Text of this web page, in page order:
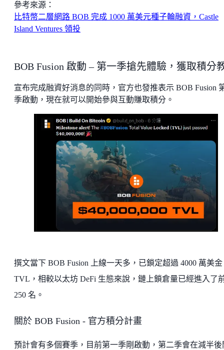
參考來源：
比特幣二層網路 BOB 完成 1000 萬美元種子輪融資，Castle
Island Ventures 領投
BOB Fusion 啟動 – 第一季搶先體驗，獲取積分
宣布完成融資好消息的同時，官方也發推表示 BOB Fusion
季啟動，現在就可以開始參與互動賺取積分。
撰文當下 BOB Fusion 上線一天多，已鎖定超過 4000 萬美金
TVL，相較以太坊 DeFi 生態來說，鏈上鎖倉量已經進入了
250 名。
關於 BOB Fusion - 官方積分計畫
預計會有多個賽季，目前第一季剛啟動，第二季會在減半後